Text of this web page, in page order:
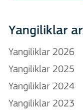
Yangiliklar
Yangiliklar 2026
Yangiliklar 2025
Yangiliklar 2024
Yangiliklar 2023